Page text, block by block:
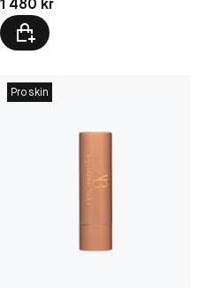
1 480 kr
Proskin